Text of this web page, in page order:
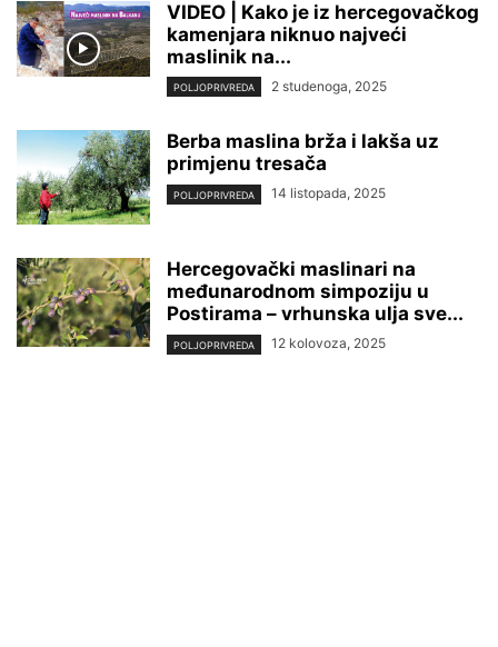
VIDEO | Kako je iz hercegovačkog
kamenjara niknuo najveći
maslinik na...
POLJOPRIVREDA 2 studenoga, 2025
Berba maslina brža i lakša uz
primjenu tresača
POLJOPRIVREDA 14 listopada, 2025
Hercegovački maslinari na
međunarodnom simpoziju u
Postirama – vrhunska ulja sve...
POLJOPRIVREDA 12 kolovoza, 2025